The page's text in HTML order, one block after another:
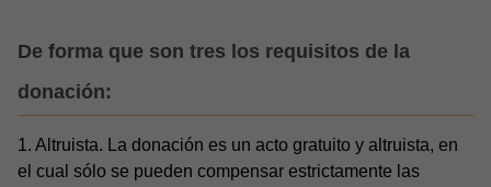
De forma que son tres los requisitos de la
donación:
1. Altruista. La donación es un acto gratuito y altruista, en
el cual sólo se pueden compensar estrictamente las